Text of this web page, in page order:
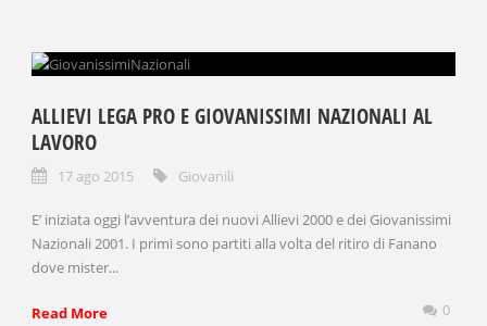
ALLIEVI LEGA PRO E GIOVANISSIMI NAZIONALI AL
LAVORO
17 ago 2015 Giovanili
E’ iniziata oggi l’avventura dei nuovi Allievi 2000 e dei Giovanissimi
Nazionali 2001. I primi sono partiti alla volta del ritiro di Fanano
dove mister...
Read More 0